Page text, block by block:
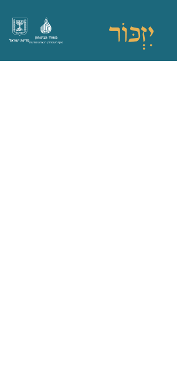
מדינת ישראל
משרד הביטחון
אגף משפחות, הנצחה ומורשת